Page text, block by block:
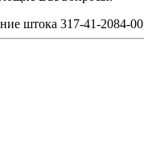
штока 317-41-2084-